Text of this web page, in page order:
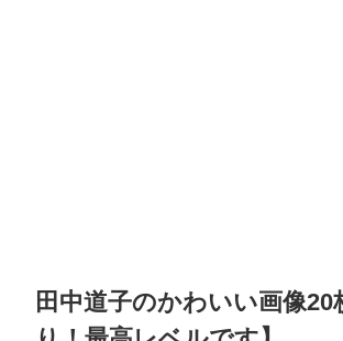
田中道子のかわいい画像20